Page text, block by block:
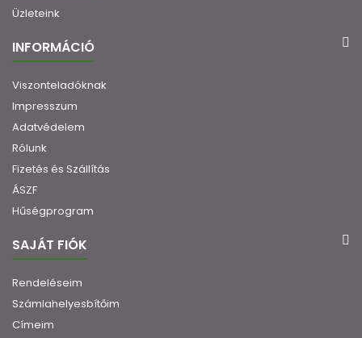
Üzleteink
INFORMÁCIÓ
Viszonteladóknak
Impresszum
Adatvédelem
Rólunk
Fizetés és Szállítás
ÁSZF
Hűségprogram
SAJÁT FIÓK
Rendeléseim
Számlahelyesbítőim
Címeim